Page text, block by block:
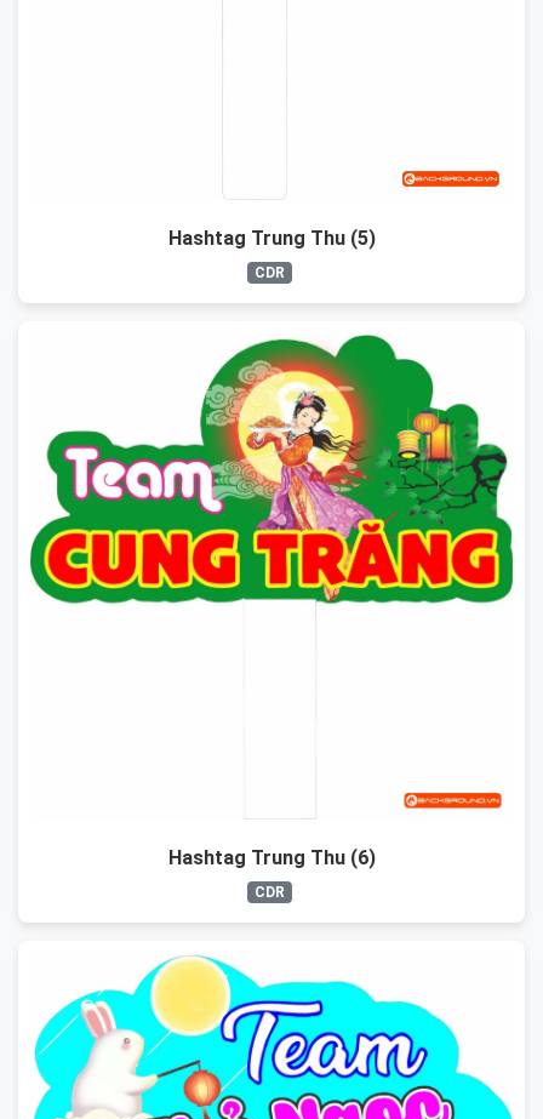
Hashtag Trung Thu (5)
CDR
Hashtag Trung Thu (6)
CDR